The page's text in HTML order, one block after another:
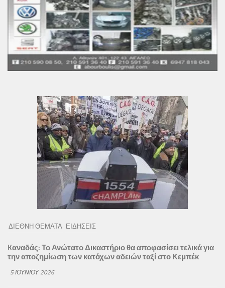
ΔΙΕΘΝΗ ΘΕΜΑΤΑ ΕΙΔΗΣΕΙΣ
Kαναδάς: Το Ανώτατο Δικαστήριο θα αποφασίσει τελικά για
την αποζημίωση των κατόχων αδειών ταξί στο Κεμπέκ
5 ΙΟΥΝΊΟΥ 2026